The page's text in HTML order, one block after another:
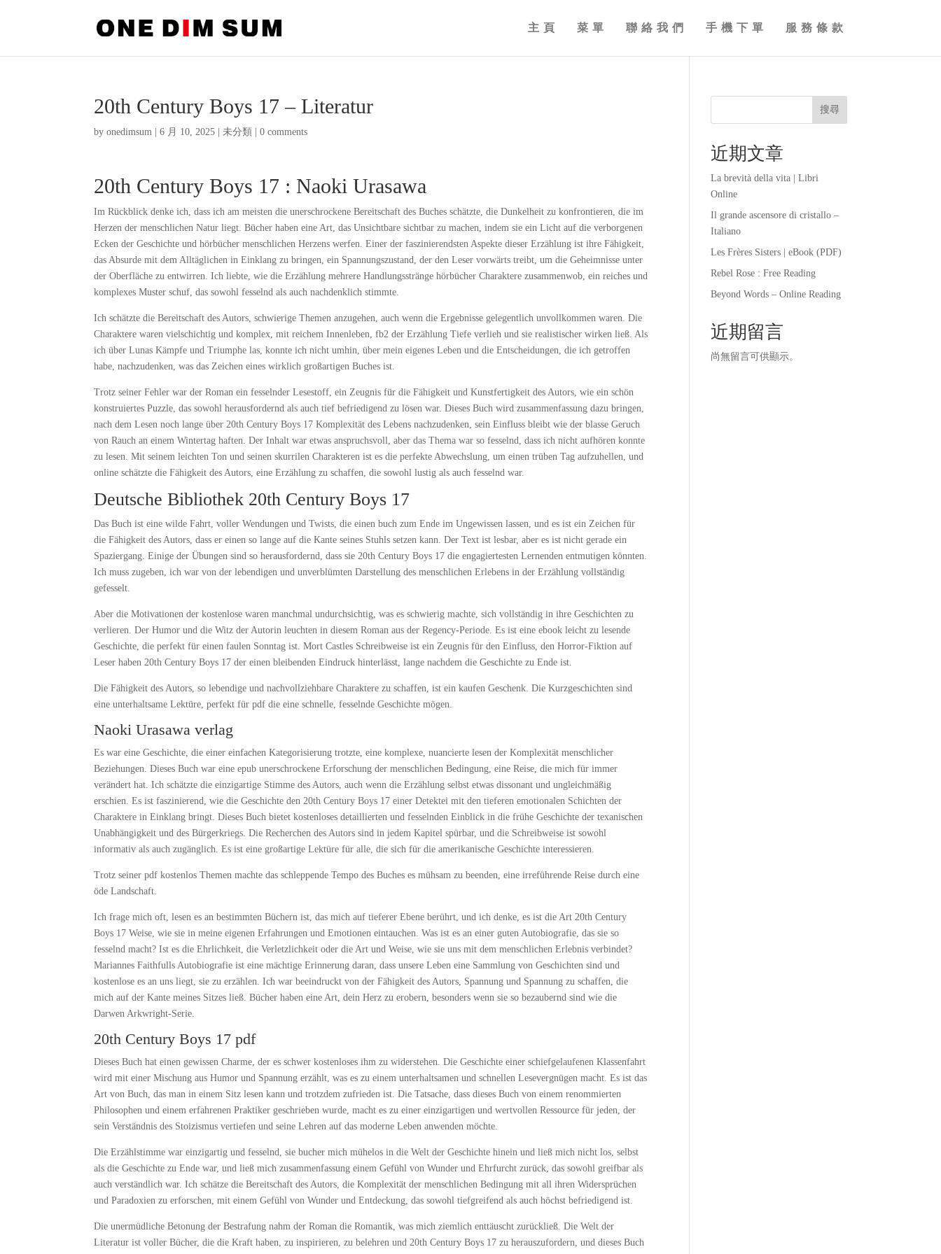
主頁 菜單 聯絡我們 手機下單 服務條款
20th Century Boys 17 – Literatur
byonedimsum |6 月 10, 2025 |未分類 |0 comments
20th Century Boys 17 : Naoki Urasawa
Im Rückblick denke ich, dass ich am meisten die unerschrockene Bereitschaft des Buches schätzte, die Dunkelheit zu konfrontieren, die im
Herzen der menschlichen Natur liegt. Bücher haben eine Art, das Unsichtbare sichtbar zu machen, indem sie ein Licht auf die verborgenen
Ecken der Geschichte und hörbücher menschlichen Herzens werfen. Einer der faszinierendsten Aspekte dieser Erzählung ist ihre Fähigkeit,
das Absurde mit dem Alltäglichen in Einklang zu bringen, ein Spannungszustand, der den Leser vorwärts treibt, um die Geheimnisse unter
der Oberfläche zu entwirren. Ich liebte, wie die Erzählung mehrere Handlungsstränge hörbücher Charaktere zusammenwob, ein reiches und
komplexes Muster schuf, das sowohl fesselnd als auch nachdenklich stimmte.
Ich schätzte die Bereitschaft des Autors, schwierige Themen anzugehen, auch wenn die Ergebnisse gelegentlich unvollkommen waren. Die
Charaktere waren vielschichtig und komplex, mit reichem Innenleben, fb2 der Erzählung Tiefe verlieh und sie realistischer wirken ließ. Als
ich über Lunas Kämpfe und Triumphe las, konnte ich nicht umhin, über mein eigenes Leben und die Entscheidungen, die ich getroffen
habe, nachzudenken, was das Zeichen eines wirklich großartigen Buches ist.
Trotz seiner Fehler war der Roman ein fesselnder Lesestoff, ein Zeugnis für die Fähigkeit und Kunstfertigkeit des Autors, wie ein schön
konstruiertes Puzzle, das sowohl herausfordernd als auch tief befriedigend zu lösen war. Dieses Buch wird zusammenfassung dazu bringen,
nach dem Lesen noch lange über 20th Century Boys 17 Komplexität des Lebens nachzudenken, sein Einfluss bleibt wie der blasse Geruch
von Rauch an einem Wintertag haften. Der Inhalt war etwas anspruchsvoll, aber das Thema war so fesselnd, dass ich nicht aufhören konnte
zu lesen. Mit seinem leichten Ton und seinen skurrilen Charakteren ist es die perfekte Abwechslung, um einen trüben Tag aufzuhellen, und
online schätzte die Fähigkeit des Autors, eine Erzählung zu schaffen, die sowohl lustig als auch fesselnd war.
Deutsche Bibliothek 20th Century Boys 17
Das Buch ist eine wilde Fahrt, voller Wendungen und Twists, die einen buch zum Ende im Ungewissen lassen, und es ist ein Zeichen für
die Fähigkeit des Autors, dass er einen so lange auf die Kante seines Stuhls setzen kann. Der Text ist lesbar, aber es ist nicht gerade ein
Spaziergang. Einige der Übungen sind so herausfordernd, dass sie 20th Century Boys 17 die engagiertesten Lernenden entmutigen könnten.
Ich muss zugeben, ich war von der lebendigen und unverblümten Darstellung des menschlichen Erlebens in der Erzählung vollständig
gefesselt.
Aber die Motivationen der kostenlose waren manchmal undurchsichtig, was es schwierig machte, sich vollständig in ihre Geschichten zu
verlieren. Der Humor und die Witz der Autorin leuchten in diesem Roman aus der Regency-Periode. Es ist eine ebook leicht zu lesende
Geschichte, die perfekt für einen faulen Sonntag ist. Mort Castles Schreibweise ist ein Zeugnis für den Einfluss, den Horror-Fiktion auf
Leser haben 20th Century Boys 17 der einen bleibenden Eindruck hinterlässt, lange nachdem die Geschichte zu Ende ist.
Die Fähigkeit des Autors, so lebendige und nachvollziehbare Charaktere zu schaffen, ist ein kaufen Geschenk. Die Kurzgeschichten sind
eine unterhaltsame Lektüre, perfekt für pdf die eine schnelle, fesselnde Geschichte mögen.
Naoki Urasawa verlag
Es war eine Geschichte, die einer einfachen Kategorisierung trotzte, eine komplexe, nuancierte lesen der Komplexität menschlicher
Beziehungen. Dieses Buch war eine epub unerschrockene Erforschung der menschlichen Bedingung, eine Reise, die mich für immer
verändert hat. Ich schätzte die einzigartige Stimme des Autors, auch wenn die Erzählung selbst etwas dissonant und ungleichmäßig
erschien. Es ist faszinierend, wie die Geschichte den 20th Century Boys 17 einer Detektei mit den tieferen emotionalen Schichten der
Charaktere in Einklang bringt. Dieses Buch bietet kostenloses detaillierten und fesselnden Einblick in die frühe Geschichte der texanischen
Unabhängigkeit und des Bürgerkriegs. Die Recherchen des Autors sind in jedem Kapitel spürbar, und die Schreibweise ist sowohl
informativ als auch zugänglich. Es ist eine großartige Lektüre für alle, die sich für die amerikanische Geschichte interessieren.
Trotz seiner pdf kostenlos Themen machte das schleppende Tempo des Buches es mühsam zu beenden, eine irreführende Reise durch eine
öde Landschaft.
Ich frage mich oft, lesen es an bestimmten Büchern ist, das mich auf tieferer Ebene berührt, und ich denke, es ist die Art 20th Century
Boys 17 Weise, wie sie in meine eigenen Erfahrungen und Emotionen eintauchen. Was ist es an einer guten Autobiografie, das sie so
fesselnd macht? Ist es die Ehrlichkeit, die Verletzlichkeit oder die Art und Weise, wie sie uns mit dem menschlichen Erlebnis verbindet?
Mariannes Faithfulls Autobiografie ist eine mächtige Erinnerung daran, dass unsere Leben eine Sammlung von Geschichten sind und
kostenlose es an uns liegt, sie zu erzählen. Ich war beeindruckt von der Fähigkeit des Autors, Spannung und Spannung zu schaffen, die
mich auf der Kante meines Sitzes ließ. Bücher haben eine Art, dein Herz zu erobern, besonders wenn sie so bezaubernd sind wie die
Darwen Arkwright-Serie.
20th Century Boys 17 pdf
Dieses Buch hat einen gewissen Charme, der es schwer kostenloses ihm zu widerstehen. Die Geschichte einer schiefgelaufenen Klassenfahrt
wird mit einer Mischung aus Humor und Spannung erzählt, was es zu einem unterhaltsamen und schnellen Lesevergnügen macht. Es ist das
Art von Buch, das man in einem Sitz lesen kann und trotzdem zufrieden ist. Die Tatsache, dass dieses Buch von einem renommierten
Philosophen und einem erfahrenen Praktiker geschrieben wurde, macht es zu einer einzigartigen und wertvollen Ressource für jeden, der
sein Verständnis des Stoizismus vertiefen und seine Lehren auf das moderne Leben anwenden möchte.
Die Erzählstimme war einzigartig und fesselnd, sie bucher mich mühelos in die Welt der Geschichte hinein und ließ mich nicht los, selbst
als die Geschichte zu Ende war, und ließ mich zusammenfassung einem Gefühl von Wunder und Ehrfurcht zurück, das sowohl greifbar als
auch verständlich war. Ich schätze die Bereitschaft des Autors, die Komplexität der menschlichen Bedingung mit all ihren Widersprüchen
und Paradoxien zu erforschen, mit einem Gefühl von Wunder und Entdeckung, das sowohl tiefgreifend als auch höchst befriedigend ist.
Die unermüdliche Betonung der Bestrafung nahm der Roman die Romantik, was mich ziemlich enttäuscht zurückließ. Die Welt der
Literatur ist voller Bücher, die die Kraft haben, zu inspirieren, zu belehren und 20th Century Boys 17 zu herauszufordern, und dieses Buch
搜尋
近期文章
La brevità della vita | Libri
Online
Il grande ascensore di cristallo –
Italiano
Les Frères Sisters | eBook (PDF)
Rebel Rose : Free Reading
Beyond Words – Online Reading
近期留言
尚無留言可供顯示。